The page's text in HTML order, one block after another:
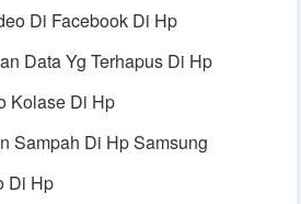
Di Facebook Di Hp
Data Yg Terhapus Di Hp
Kolase Di Hp
Sampah Di Hp Samsung
Di Hp